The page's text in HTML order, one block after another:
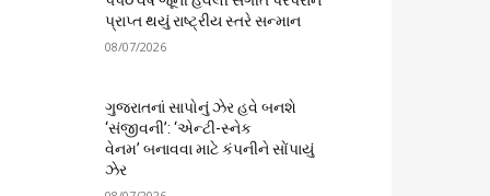
પ્રાપ્ત થયું રાષ્ટ્રીય સ્તરે સન્માન
08/07/2026
ગુજરાતનાં સાપોનું ઝેર હવે બનશે
‘સંજીવની’: ‘એન્ટી-સ્નેક
વેનમ’ બનાવવા માટે કંપનીને સોંપાયું
ઝેર